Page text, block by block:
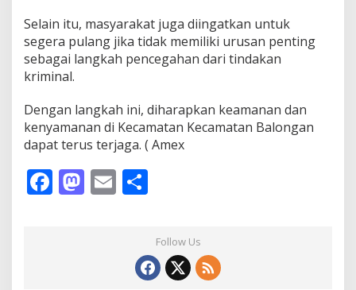
Selain itu, masyarakat juga diingatkan untuk
segera pulang jika tidak memiliki urusan penting
sebagai langkah pencegahan dari tindakan
kriminal.
Dengan langkah ini, diharapkan keamanan dan
kenyamanan di Kecamatan Kecamatan Balongan
dapat terus terjaga. ( Amex
F M E
ar
eFollow Us